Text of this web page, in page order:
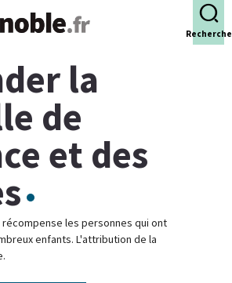
cookies
Recherche
la
de
et des
récompense les personnes qui ont
enfants. L'attribution de la